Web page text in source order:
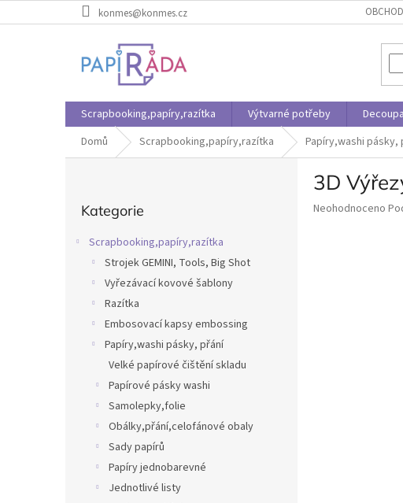
na
konmes@konmes.cz
Scrapbooking,papíry,razítka Výtvarné potřeby
Domů
Scrapbooking,papíry,razítka Papíry,washi pásky,
kategorie
Kategorie
Scrapbooking,papíry,razítka
Strojek GEMINI, Tools, Big Shot
Vyřezávací kovové šablony
Razítka
Embosovací kapsy embossing
Papíry,washi pásky, přání
Velké papírové čištění skladu
Papírové pásky washi
Samolepky,folie
Obálky,přání,celofánové obaly
Sady papírů
Papíry jednobarevné
Jednotlivé listy
3D
Průměrné
Neohodnoceno